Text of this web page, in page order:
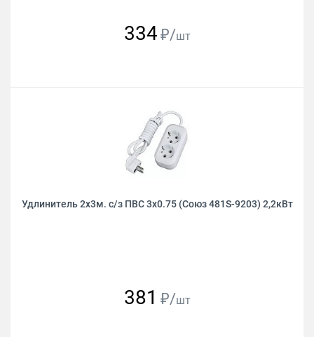
334₽/шт
Удлинитель 2х3м. с/з ПВС 3х0.75 (Союз 481S-9203) 2,2кВт
381 ₽/шт